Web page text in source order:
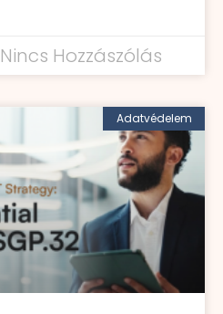
Nincs Hozzászólás
Adatvédelem